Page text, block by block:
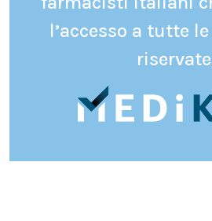
l’accesso a tutte